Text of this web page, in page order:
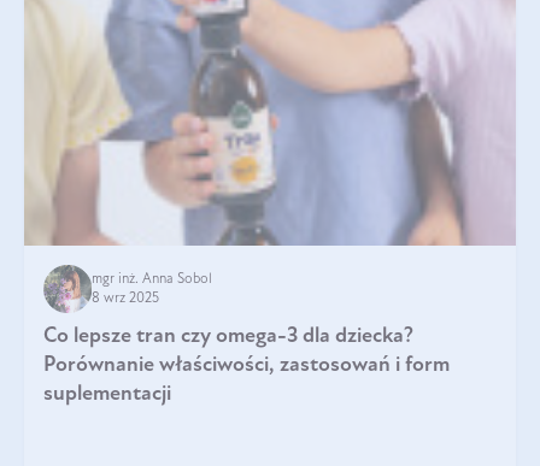
mgr inż. Anna Sobol
8 wrz 2025
Co lepsze tran czy omega-3 dla dziecka?
Porównanie właściwości, zastosowań i form
suplementacji